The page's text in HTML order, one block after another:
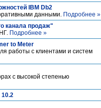
IBM Db2
данными. Подробнее »
канала продаж"
Подробнее »
to Meter
работы с клиентами и систем
с высокой степенью
10.2